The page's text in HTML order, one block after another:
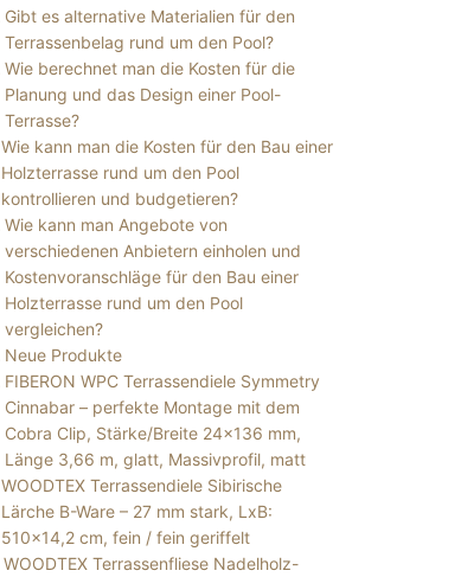
Gibt es alternative Materialien für den
Terrassenbelag rund um den Pool?
Wie berechnet man die Kosten für die
Planung und das Design einer Pool-
Terrasse?
Wie kann man die Kosten für den Bau einer
Holzterrasse rund um den Pool
kontrollieren und budgetieren?
Wie kann man Angebote von
verschiedenen Anbietern einholen und
Kostenvoranschläge für den Bau einer
Holzterrasse rund um den Pool
vergleichen?
Neue Produkte
FIBERON WPC Terrassendiele Symmetry
Cinnabar – perfekte Montage mit dem
Cobra Clip, Stärke/Breite 24×136 mm,
Länge 3,66 m, glatt, Massivprofil, matt
WOODTEX Terrassendiele Sibirische
Lärche B-Ware – 27 mm stark, LxB:
510×14,2 cm, fein / fein geriffelt
WOODTEX Terrassenfliese Nadelholz-